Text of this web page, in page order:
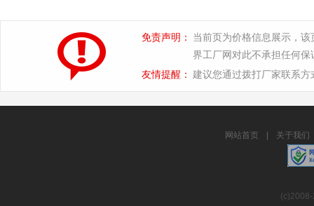
免责声明：
当前页为价格信息展示，
界工厂网对此不承担任何保
友情提醒： 建议您通过拨打厂家联系
网站首页 关于我们